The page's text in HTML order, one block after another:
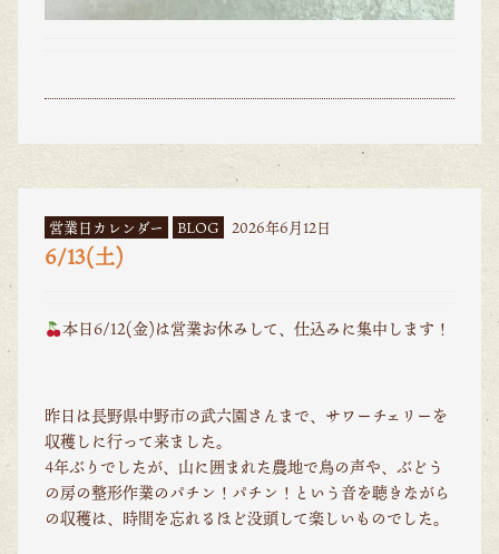
営業日カレンダー BLOG 2026年6月12日
6/13(土)
本日6/12(金)は営業お休みして、仕込みに集中します！
昨日は長野県中野市の武六園さんまで、サワーチェリーを
収穫しに行って来ました。
4年ぶりでしたが、山に囲まれた農地で鳥の声や、ぶどう
の房の整形作業のパチン！パチン！という音を聴きながら
の収穫は、時間を忘れるほど没頭して楽しいものでした。